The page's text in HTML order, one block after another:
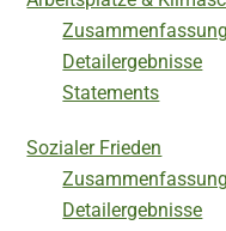
Zusammenfassung
Detailergebnisse
Statements
Sozialer Frieden
Zusammenfassung
Detailergebnisse